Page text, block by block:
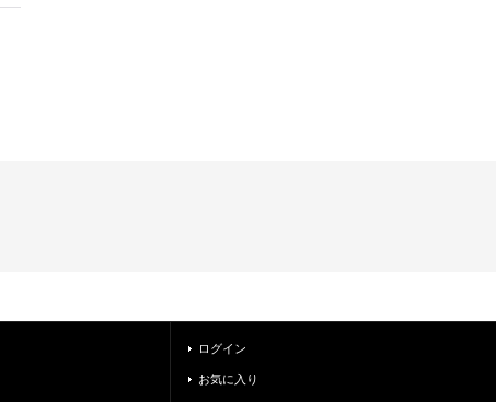
ログイン
お気に入り